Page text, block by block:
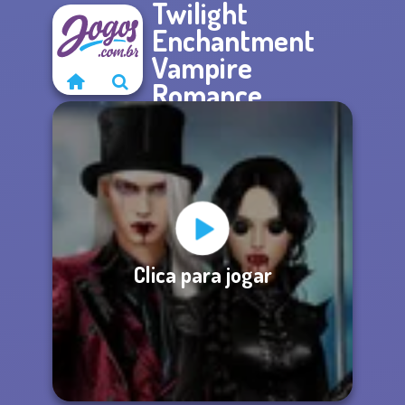
Twilight
Enchantment
Vampire
Romance
Clica para jogar